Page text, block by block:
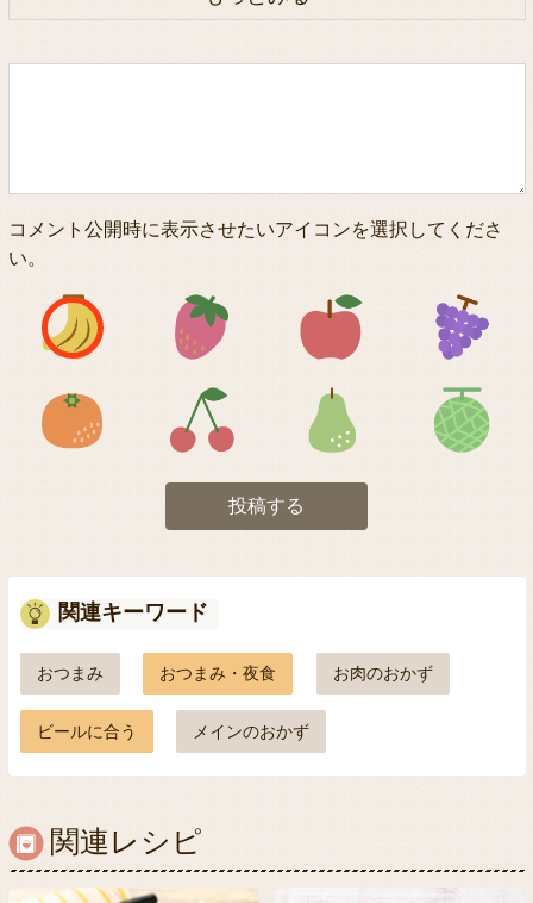
コメント公開時に表示させたいアイコンを選択してくださ
い。
アイコン1 アイコン2 アイコン3
アイコン5 アイコン6 アイコン7
投稿する
関連キーワード
おつまみ おつまみ・夜食 お肉のおかず
ビールに合う メインのおかず
関連レシピ